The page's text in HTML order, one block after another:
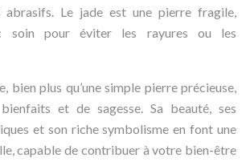
abrasifs. Le jade est une pierre fragile,
soin pour éviter les rayures ou les
bien plus qu’une simple pierre précieuse,
et de sagesse. Sa beauté, ses
et son riche symbolisme en font une
capable de contribuer à votre bien-être